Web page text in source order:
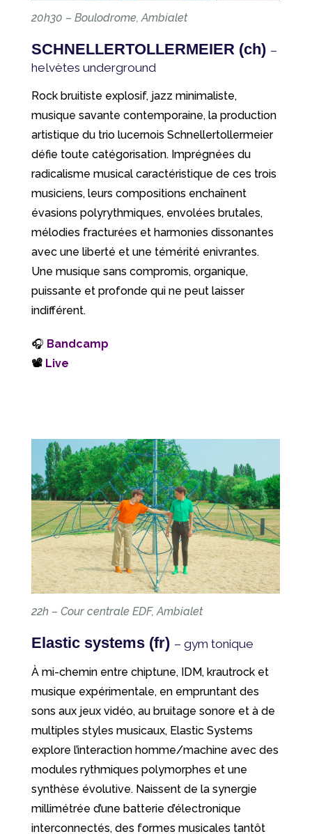
20h30 – Boulodrome, Ambialet
SCHNELLERTOLLERMEIER (ch) –
helvètes underground
Rock bruitiste explosif, jazz minimaliste,
musique savante contemporaine, la production
artistique du trio lucernois Schnellertollermeier
défie toute catégorisation. Imprégnées du
radicalisme musical caractéristique de ces trois
musiciens, leurs compositions enchaînent
évasions polyrythmiques, envolées brutales,
mélodies fracturées et harmonies dissonantes
avec une liberté et une témérité enivrantes.
Une musique sans compromis, organique,
puissante et profonde qui ne peut laisser
indifférent.
🎧 Bandcamp
📽 Live
22h – Cour centrale EDF, Ambialet
Elastic systems (fr) – gym tonique
À mi-chemin entre chiptune, IDM, krautrock et
musique expérimentale, en empruntant des
sons aux jeux vidéo, au bruitage sonore et à de
multiples styles musicaux, Elastic Systems
explore l’interaction homme/machine avec des
modules rythmiques polymorphes et une
synthèse évolutive. Naissent de la synergie
millimétrée d’une batterie d’électronique
interconnectés, des formes musicales tantôt